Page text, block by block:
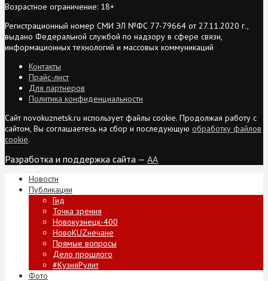
Возрастное ограничение: 18+
Регистрационный номер СМИ ЭЛ №ФС 77-79664 от 27.11.2020 г.,
выдано Федеральной службой по надзору в сфере связи,
информационных технологий и массовых коммуникаций
Контакты
Прайс-лист
Для партнеров
Политика конфиденциальности
Сайт novokuznetsk.ru использует файлы cookie. Продолжая работу с
сайтом, Вы соглашаетесь на сбор и последующую обработку файлов
cookie.
Разработка и поддержка сайта — AA
Новости
Публикации
Гид
Точка зрения
Новокузнецк-400
НовоKUZнечане
Прямые вопросы
Дело прошлого
#КузняРулит
Фото